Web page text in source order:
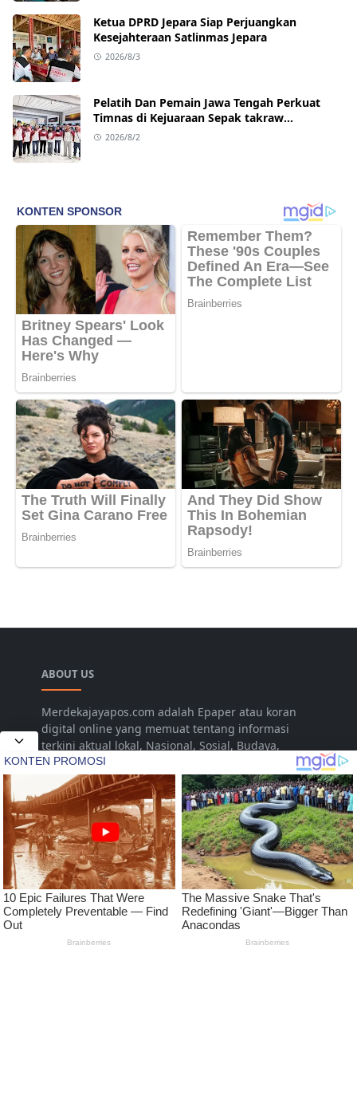
Ketua DPRD Jepara Siap Perjuangkan
Kesejahteraan Satlinmas Jepara
2026/8/3
Pelatih Dan Pemain Jawa Tengah Perkuat
Timnas di Kejuaraan Sepak takraw
Internasional
2026/8/2
ABOUT US
Merdekajayapos.com adalah Epaper atau koran
digital online yang memuat tentang informasi
terkini aktual lokal, Nasional, Sosial, Budaya,
Hukum, Daerah, Pariwisata, Hiburan, Promosi,
Pertanian, Livestyle, Video, Musik yang disajikan
untuk dan dari Kota Jepara Indonesia. Namun
seiring dengan berjalannya waktu dalam
pengembangan, diharapkan dapat menjangkau
hingga pada tingkat Nasional
LEARN MORE